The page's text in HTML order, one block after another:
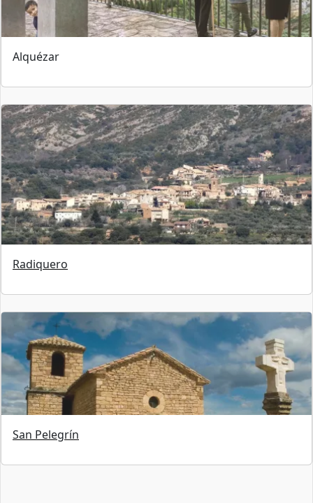
Alquézar
Radiquero
San Pelegrín